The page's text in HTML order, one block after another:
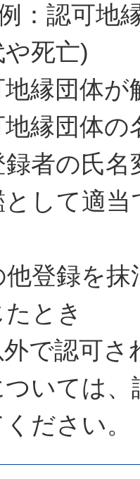
：認可地
死亡)
地縁団体が
縁団体の
録者の氏名
として適
他登録を
とき
で認可さ
ついては
ださい。